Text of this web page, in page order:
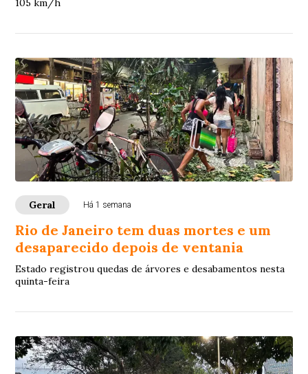
105 km/h
Geral Há 1 semana
Rio de Janeiro tem duas mortes e um
desaparecido depois de ventania
Estado registrou quedas de árvores e desabamentos nesta
quinta-feira